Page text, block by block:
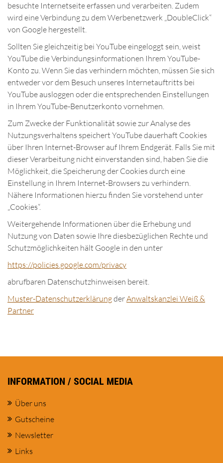
besuchte Internetseite erfassen und verarbeiten. Zudem
wird eine Verbindung zu dem Werbenetzwerk „DoubleClick“
von Google hergestellt.
Sollten Sie gleichzeitig bei YouTube eingeloggt sein, weist
YouTube die Verbindungsinformationen Ihrem YouTube-
Konto zu. Wenn Sie das verhindern möchten, müssen Sie sich
entweder vor dem Besuch unseres Internetauftritts bei
YouTube ausloggen oder die entsprechenden Einstellungen
in Ihrem YouTube-Benutzerkonto vornehmen.
Zum Zwecke der Funktionalität sowie zur Analyse des
Nutzungsverhaltens speichert YouTube dauerhaft Cookies
über Ihren Internet-Browser auf Ihrem Endgerät. Falls Sie mit
dieser Verarbeitung nicht einverstanden sind, haben Sie die
Möglichkeit, die Speicherung der Cookies durch eine
Einstellung in Ihrem Internet-Browsers zu verhindern.
Nähere Informationen hierzu finden Sie vorstehend unter
„Cookies“.
Weitergehende Informationen über die Erhebung und
Nutzung von Daten sowie Ihre diesbezüglichen Rechte und
Schutzmöglichkeiten hält Google in den unter
https://policies.google.com/privacy
abrufbaren Datenschutzhinweisen bereit.
Muster-DatenschutzerklärungderAnwaltskanzlei Weiß &
Partner
INFORMATION / SOCIAL MEDIA
Über uns
Gutscheine
Newsletter
Links